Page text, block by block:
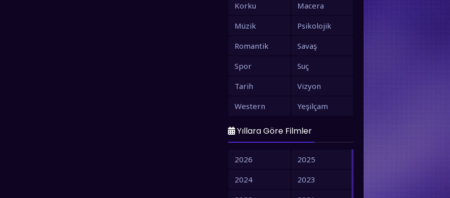
Korku
Macera
Müzik
Psikolojik
Romantik
Savaş
Spor
Suç
Tarih
Vizyon
Western
Yeşilçam
Yıllara Göre Filmler
2026
2025
2024
2023